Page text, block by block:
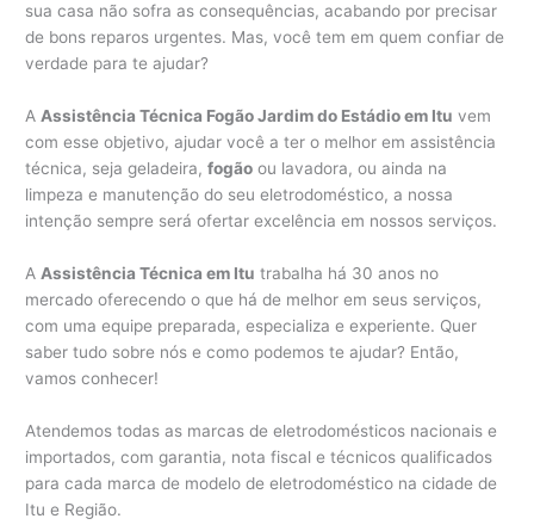
sua casa não sofra as consequências, acabando por precisar
de bons reparos urgentes. Mas, você tem em quem confiar de
verdade para te ajudar?
AAssistência Técnica Fogão Jardim do Estádio em Itu vem
com esse objetivo, ajudar você a ter o melhor em assistência
técnica, seja geladeira,fogão ou lavadora, ou ainda na
limpeza e manutenção do seu eletrodoméstico, a nossa
intenção sempre será ofertar excelência em nossos serviços.
A Assistência Técnica em Itu trabalha há 30 anos no
mercado oferecendo o que há de melhor em seus serviços,
com uma equipe preparada, especializa e experiente. Quer
saber tudo sobre nós e como podemos te ajudar? Então,
vamos conhecer!
Atendemos todas as marcas de eletrodomésticos nacionais e
importados, com garantia, nota fiscal e técnicos qualificados
para cada marca de modelo de eletrodoméstico na cidade de
Itu e Região.